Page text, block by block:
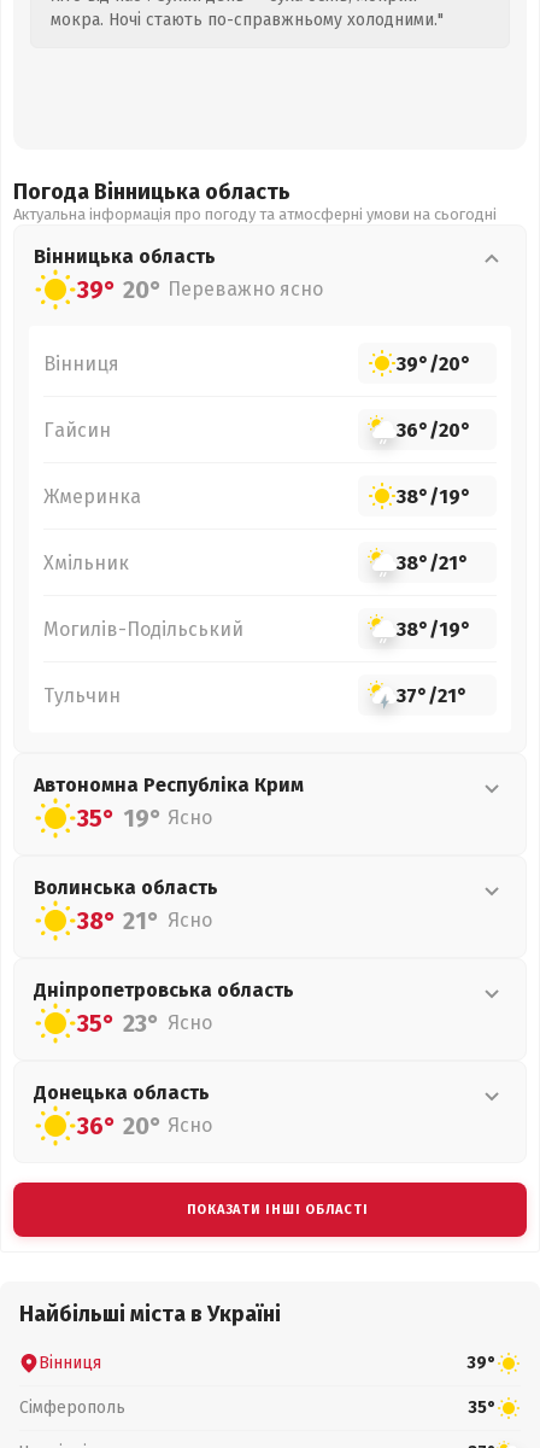
мокра. Ночі стають по-справжньому холодними."
Погода Вінницька область
Актуальна інформація про погоду та атмосферні умови на сьогодні
Вінницька область
39° 20° Переважно ясно
Вінниця 39°/20°
Гайсин 36°/20°
Жмеринка 38°/19°
Хмільник 38°/21°
Могилів-Подільський 38°/19°
Тульчин 37°/21°
Автономна Республіка Крим
35° 19° Ясно
Волинська область
38° 21° Ясно
Дніпропетровська область
35° 23° Ясно
Донецька область
36° 20° Ясно
ПОКАЗАТИ ІНШІ ОБЛАСТІ
Найбільші міста в Україні
Вінниця 39°
Сімферополь 35°